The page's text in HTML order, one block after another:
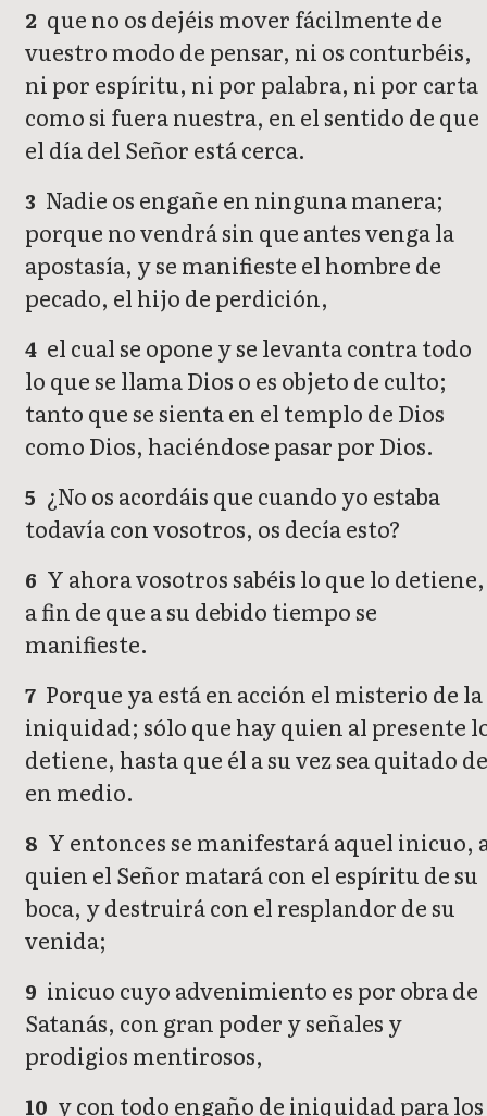
2 que no os dejéis mover fácilmente de
vuestro modo de pensar, ni os conturbéis,
ni por espíritu, ni por palabra, ni por carta
como si fuera nuestra, en el sentido de que
el día del Señor está cerca.
3 Nadie os engañe en ninguna manera;
porque no vendrá sin que antes venga la
apostasía, y se manifieste el hombre de
pecado, el hijo de perdición,
4 el cual se opone y se levanta contra todo
lo que se llama Dios o es objeto de culto;
tanto que se sienta en el templo de Dios
como Dios, haciéndose pasar por Dios.
5 ¿No os acordáis que cuando yo estaba
todavía con vosotros, os decía esto?
6 Y ahora vosotros sabéis lo que lo detiene,
a fin de que a su debido tiempo se
manifieste.
7 Porque ya está en acción el misterio de la
iniquidad; sólo que hay quien al presente
detiene, hasta que él a su vez sea quitado de
en medio.
8 Y entonces se manifestará aquel inicuo,
quien el Señor matará con el espíritu de su
boca, y destruirá con el resplandor de su
venida;
9 inicuo cuyo advenimiento es por obra de
Satanás, con gran poder y señales y
prodigios mentirosos,
10 y con todo engaño de iniquidad para los